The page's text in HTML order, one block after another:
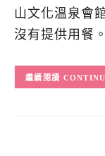
山文化溫泉會
沒有提供用餐